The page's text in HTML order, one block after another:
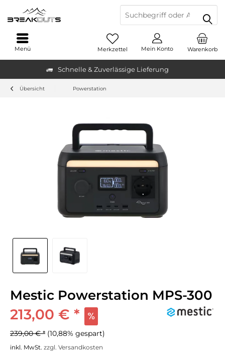
Schnelle & Zuverlässige Lieferung
Warenkorb
Merkzettel Mein Konto
Menü
Übersicht Powerstation
Mestic Powerstation MPS-300
213,00 € *
239,00 € * (10,88% gespart)
inkl. MwSt. zzgl. Versandkosten